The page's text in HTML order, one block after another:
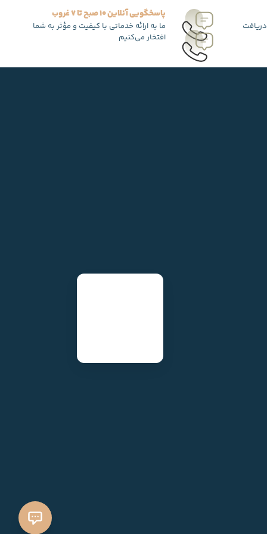
پاسخگویی آنلاین 10 صبح تا 7 غروب
ما به ارائه خدماتی با کیفیت و مؤثر به شما
افتخار می‌کنیم